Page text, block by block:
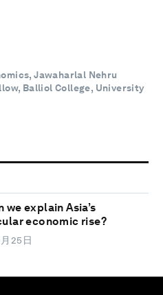
Jawaharlal Nehru
Balliol College, University
we explain Asia’s
economic rise?
25日